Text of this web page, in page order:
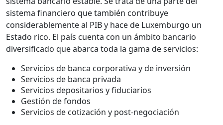
sistema financiero que también contribuye
considerablemente al PIB y hace de Luxemburgo un
Estado rico. El país cuenta con un ámbito bancario
diversificado que abarca toda la gama de servicios:
Servicios de banca corporativa y de inversión
Servicios de banca privada
Servicios depositarios y fiduciarios
Gestión de fondos
Servicios de cotización y post-negociación